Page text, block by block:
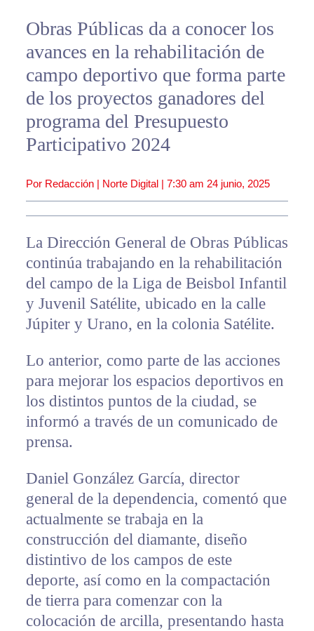
Obras Públicas da a conocer los
avances en la rehabilitación de
campo deportivo que forma parte
de los proyectos ganadores del
programa del Presupuesto
Participativo 2024
Por Redacción | Norte Digital | 7:30 am 24 junio, 2025
La Dirección General de Obras Públicas
continúa trabajando en la rehabilitación
del campo de la Liga de Beisbol Infantil
y Juvenil Satélite, ubicado en la calle
Júpiter y Urano, en la colonia Satélite.
Lo anterior, como parte de las acciones
para mejorar los espacios deportivos en
los distintos puntos de la ciudad, se
informó a través de un comunicado de
prensa.
Daniel González García, director
general de la dependencia, comentó que
actualmente se trabaja en la
construcción del diamante, diseño
distintivo de los campos de este
deporte, así como en la compactación
de tierra para comenzar con la
colocación de arcilla, presentando hasta